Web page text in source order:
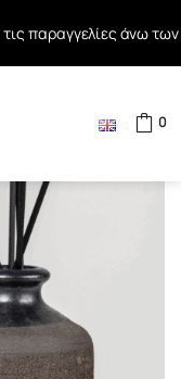
παραγγελίες άνω των
άνω των 40€ εντός
0